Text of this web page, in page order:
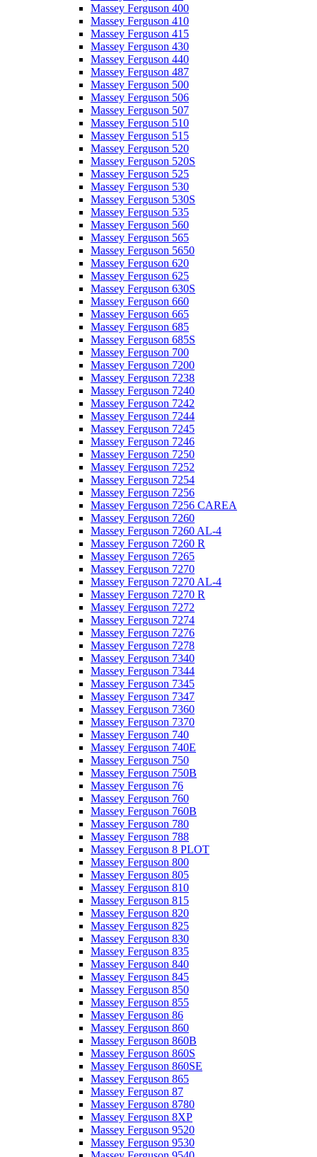
Massey Ferguson 400
Massey Ferguson 410
Massey Ferguson 415
Massey Ferguson 430
Massey Ferguson 440
Massey Ferguson 487
Massey Ferguson 500
Massey Ferguson 506
Massey Ferguson 507
Massey Ferguson 510
Massey Ferguson 515
Massey Ferguson 520
Massey Ferguson 520S
Massey Ferguson 525
Massey Ferguson 530
Massey Ferguson 530S
Massey Ferguson 535
Massey Ferguson 560
Massey Ferguson 565
Massey Ferguson 5650
Massey Ferguson 620
Massey Ferguson 625
Massey Ferguson 630S
Massey Ferguson 660
Massey Ferguson 665
Massey Ferguson 685
Massey Ferguson 685S
Massey Ferguson 700
Massey Ferguson 7200
Massey Ferguson 7238
Massey Ferguson 7240
Massey Ferguson 7242
Massey Ferguson 7244
Massey Ferguson 7245
Massey Ferguson 7246
Massey Ferguson 7250
Massey Ferguson 7252
Massey Ferguson 7254
Massey Ferguson 7256
Massey Ferguson 7256 CAREA
Massey Ferguson 7260
Massey Ferguson 7260 AL-4
Massey Ferguson 7260 R
Massey Ferguson 7265
Massey Ferguson 7270
Massey Ferguson 7270 AL-4
Massey Ferguson 7270 R
Massey Ferguson 7272
Massey Ferguson 7274
Massey Ferguson 7276
Massey Ferguson 7278
Massey Ferguson 7340
Massey Ferguson 7344
Massey Ferguson 7345
Massey Ferguson 7347
Massey Ferguson 7360
Massey Ferguson 7370
Massey Ferguson 740
Massey Ferguson 740E
Massey Ferguson 750
Massey Ferguson 750B
Massey Ferguson 76
Massey Ferguson 760
Massey Ferguson 760B
Massey Ferguson 780
Massey Ferguson 788
Massey Ferguson 8 PLOT
Massey Ferguson 800
Massey Ferguson 805
Massey Ferguson 810
Massey Ferguson 815
Massey Ferguson 820
Massey Ferguson 825
Massey Ferguson 830
Massey Ferguson 835
Massey Ferguson 840
Massey Ferguson 845
Massey Ferguson 850
Massey Ferguson 855
Massey Ferguson 86
Massey Ferguson 860
Massey Ferguson 860B
Massey Ferguson 860S
Massey Ferguson 860SE
Massey Ferguson 865
Massey Ferguson 87
Massey Ferguson 8780
Massey Ferguson 8XP
Massey Ferguson 9520
Massey Ferguson 9530